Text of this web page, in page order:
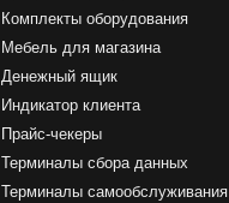
Комплекты оборудования
Мебель для магазина
Денежный ящик
Индикатор клиента
Прайс-чекеры
Терминалы сбора данных
Терминалы самообслуживания